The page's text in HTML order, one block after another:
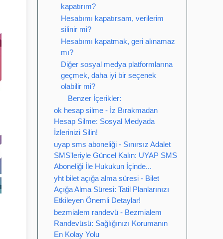
kapatırım?
Hesabımı kapatırsam, verilerim
silinir mi?
Hesabımı kapatmak, geri alınamaz
mı?
Diğer sosyal medya platformlarına
geçmek, daha iyi bir seçenek
olabilir mi?
Benzer İçerikler:
ok hesap silme - İz Bırakmadan
Hesap Silme: Sosyal Medyada
İzlerinizi Silin!
uyap sms aboneliği - Sınırsız Adalet
SMS'leriyle Güncel Kalın: UYAP SMS
Aboneliği İle Hukukun İçinde...
yht bilet açığa alma süresi - Bilet
Açığa Alma Süresi: Tatil Planlarınızı
Etkileyen Önemli Detaylar!
bezmialem randevü - Bezmialem
Randevüsü: Sağlığınızı Korumanın
En Kolay Yolu